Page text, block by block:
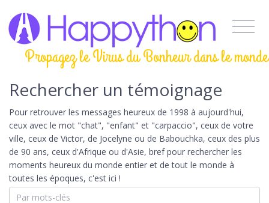
Propagez le Virus du Bonheur dans le monde
Rechercher un témoignage
Pour retrouver les messages heureux de 1998 à aujourd'hui,
ceux avec le mot "chat", "enfant" et "carpaccio", ceux de votre
ville, ceux de Victor, de Jocelyne ou de Babouchka, ceux des plus
de 90 ans, ceux d'Afrique ou d'Asie, bref pour rechercher les
moments heureux du monde entier et de tout le monde à
toutes les époques, c'est ici !